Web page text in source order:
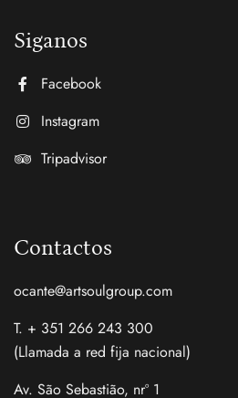
Siganos
Facebook
Instagram
Tripadvisor
Contactos
ocante@artsoulgroup.com
T. + 351 266 243 300
(Llamada a red fija nacional)
Av. São Sebastião, nrº 1